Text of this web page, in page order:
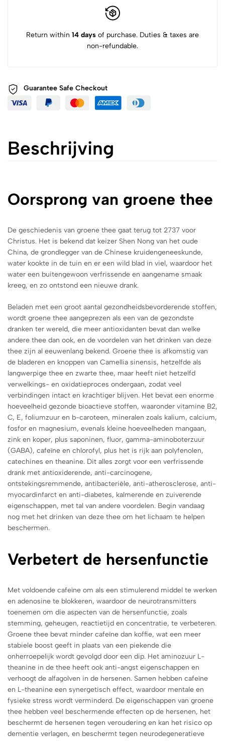
Return within 14 days of purchase. Duties & taxes are
non-refundable.
Guarantee Safe Checkout
Beschrijving
Oorsprong van groene thee
De geschiedenis van groene thee gaat terug tot 2737 voor
Christus. Het is bekend dat keizer Shen Nong van het oude
China, de grondlegger van de Chinese kruidengeneeskunde,
water kookte in de tuin en er een wild blad in viel, waardoor het
water een buitengewoon verfrissende en aangename smaak
kreeg, en zo ontstond een nieuwe drank.
Beladen met een groot aantal gezondheidsbevorderende stoffen,
wordt groene thee aangeprezen als een van de gezondste
dranken ter wereld, die meer antioxidanten bevat dan welke
andere thee dan ook, en de voordelen van het drinken van deze
thee zijn al eeuwenlang bekend. Groene thee is afkomstig van
de bladeren en knoppen van Camellia sinensis, hetzelfde als
langwerpige thee en zwarte thee, maar heeft niet hetzelfd
verwelkings- en oxidatieproces ondergaan, zodat veel
verbindingen intact en krachtiger blijven. Het bevat een enorme
hoeveelheid gezonde bioactieve stoffen, waaronder vitamine B2,
C, E, foliumzuur en b-caroteen, mineralen zoals kalium, calcium,
fosfor en magnesium, evenals kleine hoeveelheden mangaan,
zink en koper, plus saponinen, fluor, gamma-aminoboterzuur
(GABA), cafeïne en chlorofyl, plus het is rijk aan polyfenolen,
catechines en theanine. Dit alles zorgt voor een verfrissende
drank met antioxiderende, anti-carcinogene,
ontstekingsremmende, antibacteriële, anti-atherosclerose, anti-
myocardinfarct en anti-diabetes, kalmerende en zuiverende
eigenschappen, met tal van andere voordelen. Begin vandaag
nog met het drinken van deze thee om het lichaam te helpen
beschermen.
Verbetert de hersenfunctie
Met voldoende cafeïne om als een stimulerend middel te werken
en adenosine te blokkeren, waardoor de neurotransmitters
toenemen om die aspecten van de hersenfunctie, zoals
stemming, geheugen, reactietijd en concentratie, te verbeteren.
Groene thee bevat minder cafeïne dan koffie, wat een meer
stabiele boost geeft in plaats van een piekende die
onherroepelijk wordt gevolgd door een dip. Het aminozuur L-
theanine in de thee heeft ook anti-angst eigenschappen en
verhoogt de alfagolven in de hersenen. Samen hebben cafeïne
en L-theanine een synergetisch effect, waardoor mentale en
fysieke stress wordt verminderd. De eigenschappen van groene
thee hebben veel beschermende effecten op de hersenen, het
beschermt de hersenen tegen veroudering en kan het risico op
dementie verlagen, en beschermt tegen neurodegeneratieve